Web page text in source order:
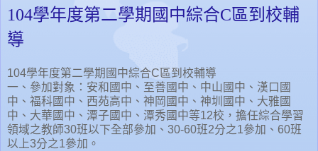
104學年度第二學期國中綜合C區到校輔
導
104學年度第二學期國中綜合C區到校輔導
一、參加對象：安和國中、至善國中、中山國中、漢口國
中、福科國中、西苑高中、神岡國中、神圳國中、大雅國
中、大華國中、潭子國中、潭秀國中等12校，擔任綜合學習
領域之教師30班以下全部參加、30-60班2分之1參加、60班
以上3分之1參加。